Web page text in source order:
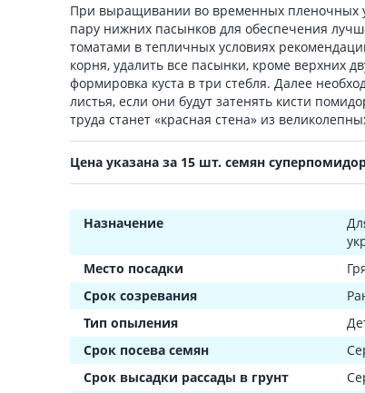
При выращивании во временных пленочных
пару нижних пасынков для обеспечения
томатами в тепличных условиях
корня, удалить все пасынки, кроме верхних
формировка куста в три стебля. Далее
листья, если они будут затенять кисти
труда станет «красная стена» из
Цена указана за 15 шт. семян
Назначение
Место посадки
Срок созревания
Тип опыления
Срок посева семян
Срок высадки рассады в грунт